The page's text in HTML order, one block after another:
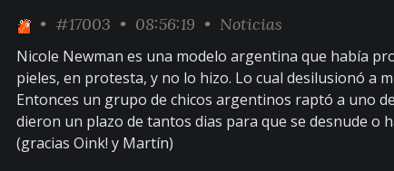
• #17003 • 08:56:19 • Noticias
Nicole Newman es una modelo argentina que había
pieles, en protesta, y no lo hizo. Lo cual desilusionó a
Entonces un grupo de chicos argentinos raptó a uno
dieron un plazo de tantos dias para que se desnude o
(gracias Oink! y Martín)